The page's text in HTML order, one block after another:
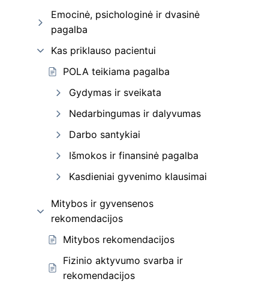
Emocinė, psichologinė ir dvasinė
pagalba
Kas priklauso pacientui
POLA teikiama pagalba
Gydymas ir sveikata
Nedarbingumas ir dalyvumas
Darbo santykiai
Išmokos ir finansinė pagalba
Kasdieniai gyvenimo klausimai
Mitybos ir gyvensenos
rekomendacijos
Mitybos rekomendacijos
Fizinio aktyvumo svarba ir
rekomendacijos